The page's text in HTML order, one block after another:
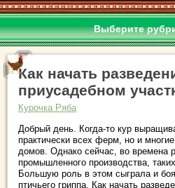
Выберите
Как начать
приусадебном
Курочка Ряба
Добрый день. Когда-то кур
практически всех ферм, но и
домов. Однако сейчас, во времена
промышленного производства,
Большую роль в этом сыграла и
птичьего гриппа. Как начать